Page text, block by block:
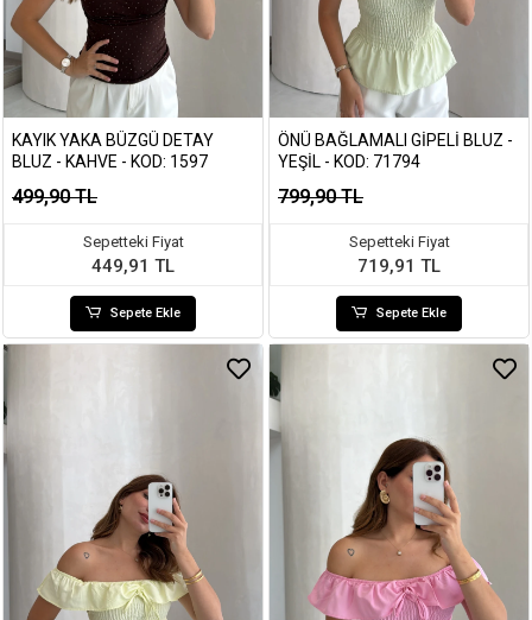
KAYIK YAKA BÜZGÜ DETAY
BLUZ - KAHVE - KOD: 1597
499,90 TL
Sepetteki Fiyat
449,91 TL
Sepete Ekle
ÖNÜ BAĞLAMALI GIPELI BLUZ -
YEŞIL - KOD: 71794
799,90 TL
Sepetteki Fiyat
719,91 TL
Sepete Ekle